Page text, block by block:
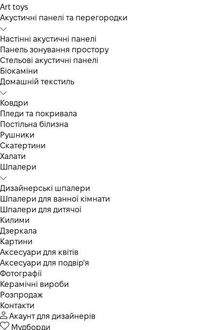
Art toys
Акустичні панелі та перегородки
Настінні акустичні панелі
Панель зонування простору
Стельові акустичні панелі
Біокаміни
Домашній текстиль
Ковдри
Пледи та покривала
Постільна білизна
Рушники
Скатертини
Халати
Шпалери
Дизайнерські шпалери
Шпалери для ванної кімнати
Шпалери для дитячої
Килими
Дзеркала
Картини
Аксесуари для квітів
Аксесуари для подвір'я
Фотографії
Керамічні вироби
Розпродаж
Контакти
Акаунт для дизайнерів
Мудборди